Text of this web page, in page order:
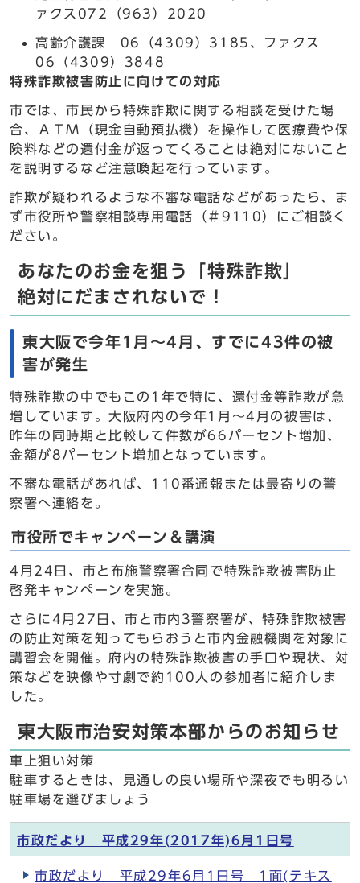
ァクス072（963）2020
高齢介護課 06（4309）3185、ファクス
06（4309）3848
特殊詐欺被害防止に向けての対応
市では、市民から特殊詐欺に関する相談を受けた場
合、ＡＴＭ（現金自動預払機）を操作して医療費や保
険料などの還付金が返ってくることは絶対にないこと
を説明するなど注意喚起を行っています。
詐欺が疑われるような不審な電話などがあったら、ま
ず市役所や警察相談専用電話（＃9110）にご相談く
ださい。
あなたのお金を狙う「特殊詐欺」
絶対にだまされないで！
東大阪で今年1月～4月、すでに43件の被
害が発生
特殊詐欺の中でもこの1年で特に、還付金等詐欺が急
増しています。大阪府内の今年1月～4月の被害は、
昨年の同時期と比較して件数が66パーセント増加、
金額が8パーセント増加となっています。
不審な電話があれば、110番通報または最寄りの警
察署へ連絡を。
市役所でキャンペーン＆講演
4月24日、市と布施警察署合同で特殊詐欺被害防止
啓発キャンペーンを実施。
さらに4月27日、市と市内3警察署が、特殊詐欺被害
の防止対策を知ってもらおうと市内金融機関を対象に
講習会を開催。府内の特殊詐欺被害の手口や現状、対
策などを映像や寸劇で約100人の参加者に紹介しま
した。
東大阪市治安対策本部からのお知らせ
車上狙い対策
駐車するときは、見通しの良い場所や深夜でも明るい
駐車場を選びましょう
市政だより 平成29年(2017年)6月1日号
市政だより 平成29年6月1日号 1面(テキス